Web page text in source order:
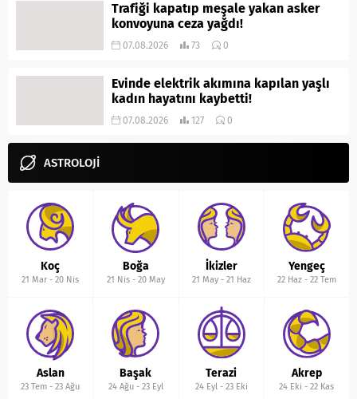
Trafiği kapatıp meşale yakan asker
konvoyuna ceza yağdı!
07.08.2026 73 0
Evinde elektrik akımına kapılan yaşlı
kadın hayatını kaybetti!
07.08.2026 127 0
ASTROLOJİ
Koç
21 Mar -20 Nis
Boğa
21 Nis- 20 May
İkizler
21 May- 21 Haz
Yengeç
22 Haz- 22 Tem
Aslan
23 Tem -23 Ağu
Başak
24 Ağu- 23 Eyl
Terazi
24 Eyl- 23 Eki
Akrep
24 Eki -22 Kas